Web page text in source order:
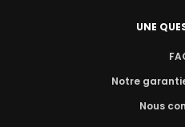
UNE
Notre
Nous